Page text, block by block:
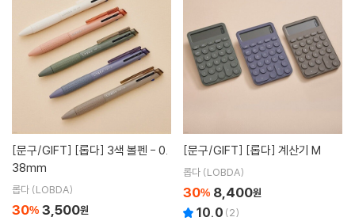
[문구/GIFT]
38mm
롭다 (LOBDA)
30% 3,500원
[문구/GIFT] [롭다] 계산기 M
롭다 (LOBDA)
30% 8,400원
10.0 (2)